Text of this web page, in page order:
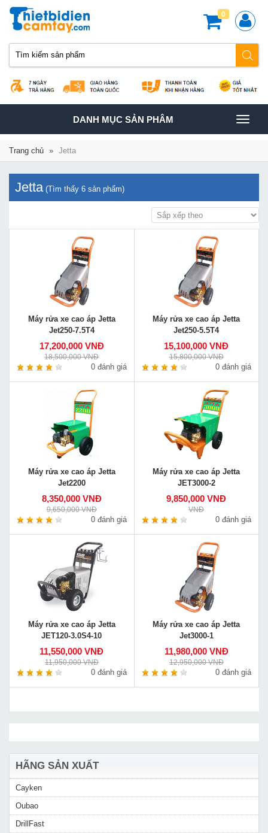
0
TOGGLE
NAVIGATION
DANH MỤC SẢN PHÂM
Trang chủ » Jetta
Jetta(Tìm thấy 6 sản phẩm)
Máy rửa xe cao áp Jetta
Jet250-7.5T4
17,200,000 VNĐ
18,500,000 VNĐ
0 đánh giá
Máy rửa xe cao áp Jetta
Jet250-5.5T4
15,100,000 VNĐ
15,800,000 VNĐ
0 đánh giá
Máy rửa xe cao áp Jetta
Jet2200
8,350,000 VNĐ
9,650,000 VNĐ
0 đánh giá
Máy rửa xe cao áp Jetta
JET3000-2
9,850,000 VNĐ
VNĐ
0 đánh giá
Máy rửa xe cao áp Jetta
JET120-3.0S4-10
11,550,000 VNĐ
11,950,000 VNĐ
0 đánh giá
Máy rửa xe cao áp Jetta
Jet3000-1
11,980,000 VNĐ
12,950,000 VNĐ
0 đánh giá
HÃNG SẢN XUẤT
Cayken
Oubao
DrillFast